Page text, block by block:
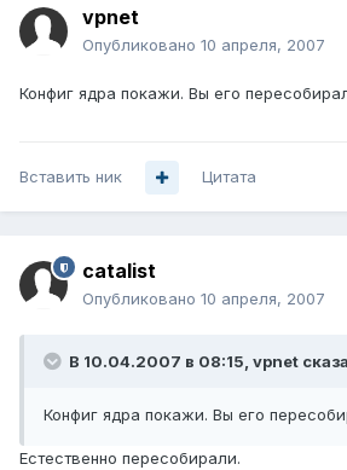
vpnet
Опубликовано 10 апреля, 2007
Конфиг ядра покажи. Вы его
Вставить ник Цитата
catalist
Опубликовано 10 апреля, 2007
В 10.04.2007 в 08:15, vpnet
Конфиг ядра покажи. Вы его
Естественно пересобирали.